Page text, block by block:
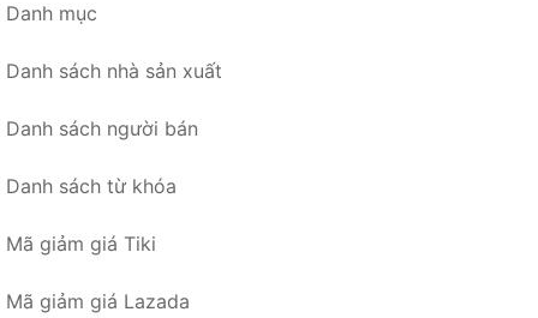
Danh mục
Danh sách nhà sản xuất
Danh sách người bán
Danh sách từ khóa
Mã giảm giá Tiki
Mã giảm giá Lazada